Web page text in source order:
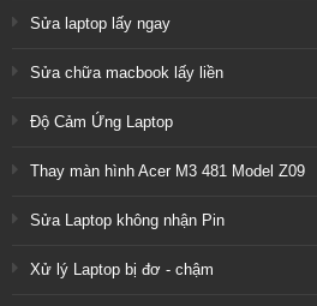
Sửa laptop lấy ngay
Sửa chữa macbook lấy liền
Độ Cảm Ứng Laptop
Thay màn hình Acer M3 481 Model Z09
Sửa Laptop không nhận Pin
Xử lý Laptop bị đơ - chậm